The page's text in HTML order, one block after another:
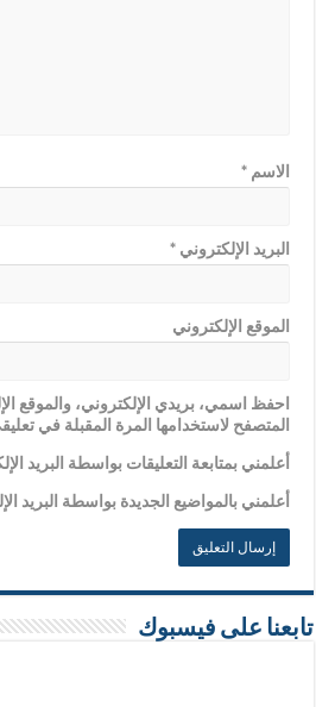
الاسم*
البريد الإلكتروني*
الموقع الإلكتروني
احفظ اسمي، بريدي الإلكتروني، والموقع
المتصفح لاستخدامها المرة المقبلة في
أعلمني بمتابعة التعليقات بواسطة البريد
أعلمني بالمواضيع الجديدة بواسطة البريد
تابعنا على فيسبوك